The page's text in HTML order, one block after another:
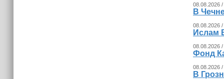
08.08.2026
В
08.08.2026
Ислам
08.08.2026
Фонд
08.08.2026
В